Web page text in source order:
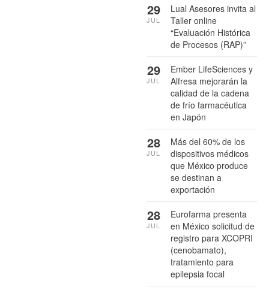
Lual Asesores invita al
Taller online
“Evaluación Histórica
de Procesos (RAP)”
29
JUL
Ember LifeSciences y
Alfresa mejorarán la
calidad de la cadena
de frío farmacéutica
en Japón
29
JUL
Más del 60% de los
dispositivos médicos
que México produce
se destinan a
exportación
28
JUL
Eurofarma presenta
en México solicitud de
registro para XCOPRI
(cenobamato),
tratamiento para
epilepsia focal
28
JUL